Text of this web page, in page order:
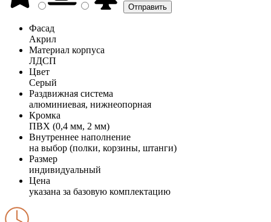
Фасад
Акрил
Материал корпуса
ЛДСП
Цвет
Серый
Раздвижная система
алюминиевая, нижнеопорная
Кромка
ПВХ (0,4 мм, 2 мм)
Внутреннее наполнение
на выбор (полки, корзины, штанги)
Размер
индивидуальный
Цена
указана за базовую комплектацию